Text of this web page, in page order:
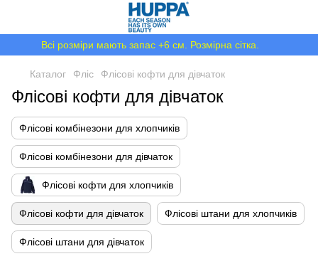
Всі розміри мають запас +6 см. Розмірна сітка.
Каталог Фліс Флісові кофти для дівчаток
Флісові кофти для дівчаток
Флісові комбінезони для хлопчиків
Флісові комбінезони для дівчаток
Флісові кофти для хлопчиків
Флісові кофти для дівчаток Флісові штани для хлопчиків
Флісові штани для дівчаток